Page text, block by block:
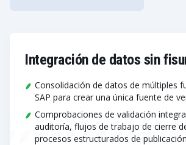
Integración de datos sin
Consolidación de datos de múltiples
SAP para crear una única fuente de
Comprobaciones de validación
auditoría, flujos de trabajo de cierre
procesos estructurados de